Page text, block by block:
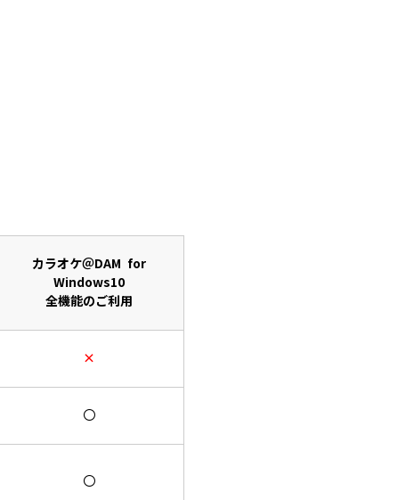
カラオケ＠DAM for
Windows10
全機能のご利用
×
〇
〇